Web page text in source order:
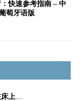
快速参考指南 – 中
萄牙语版
翻身